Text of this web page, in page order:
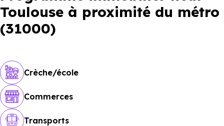
Toulouse à proximité du métro
(31000)
Crèche/école
Commerces
Transports